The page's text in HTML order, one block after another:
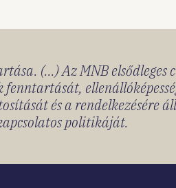
(...) Az MNB elsődleges
és a rendelkezésére
politikáját.